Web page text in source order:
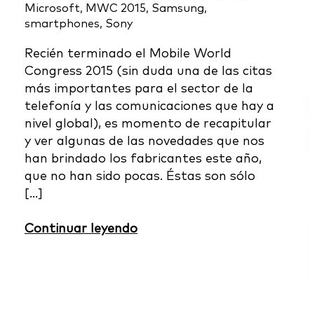
Microsoft, MWC 2015, Samsung,
smartphones, Sony
Recién terminado el Mobile World
Congress 2015 (sin duda una de las citas
más importantes para el sector de la
telefonía y las comunicaciones que hay a
nivel global), es momento de recapitular
y ver algunas de las novedades que nos
han brindado los fabricantes este año,
que no han sido pocas. Éstas son sólo
[…]
Continuar leyendo